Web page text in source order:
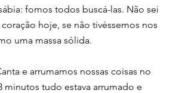
fomos todos buscá-las. Não sei
hoje, se não tivéssemos nos
uma massa sólida.
e arrumamos nossas coisas no
minutos tudo estava arrumado e